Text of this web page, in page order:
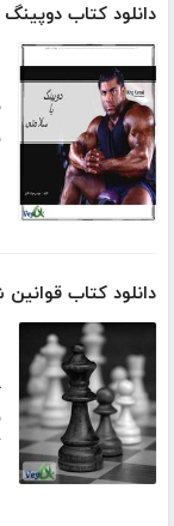
دانلود کتاب
دانلود کتاب